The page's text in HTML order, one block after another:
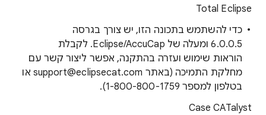
Total Eclipse
כדי להשתמש בתכונה הזו, יש צורך בגרסה
6.0.0.5 ומעלה של Eclipse/AccuCap. לקבלת
הוראות שימוש ועזרה בהתקנה, אפשר ליצור קשר עם
מחלקת התמיכה (באתר support@eclipsecat.com או
בטלפון למספר 1-800-800-1759).
Case CATalyst